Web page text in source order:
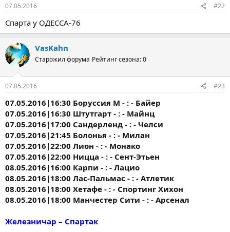
07.05.2016 #22
Спарта у ОДЕССА-76
VasKahn
Старожил форума Рейтинг сезона: 0
07.05.2016 #23
07.05.2016|16:30 Боруссия М - : - Байер
07.05.2016|16:30 Штутгарт - : - Майнц
07.05.2016|17:00 Сандерленд - : - Челси
07.05.2016|21:45 Болонья - : - Милан
07.05.2016|22:00 Лион - : - Монако
07.05.2016|22:00 Ницца - : - Сент-Этьен
08.05.2016|16:00 Карпи - : - Лацио
08.05.2016|18:00 Лас-Пальмас - : - Атлетик
08.05.2016|18:00 Хетафе - : - Спортинг Хихон
08.05.2016|18:00 Манчестер Сити - : - Арсенал
Железничар – Спартак